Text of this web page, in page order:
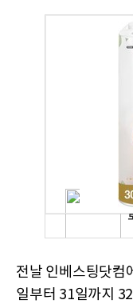
전날 인베스팅닷컴
일부터 31일까지